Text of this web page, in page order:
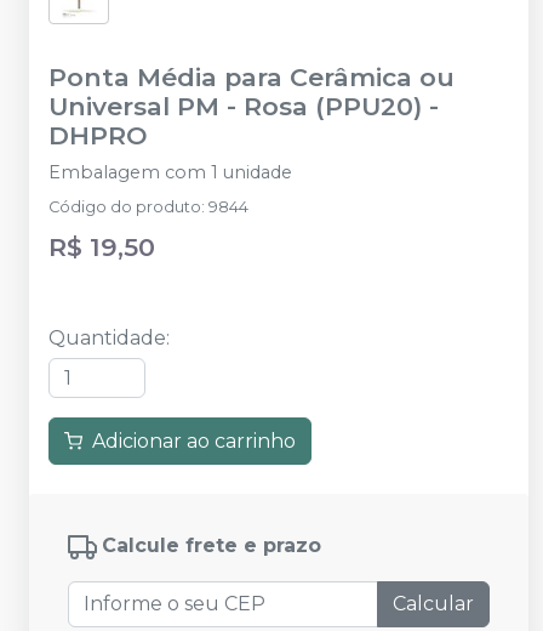
Ponta Média para Cerâmica ou
Universal PM - Rosa (PPU20) -
DHPRO
Embalagem com 1 unidade
Código do produto: 9844
R$ 19,50
Quantidade:
Adicionar ao carrinho
Calcule frete e prazo
Calcular